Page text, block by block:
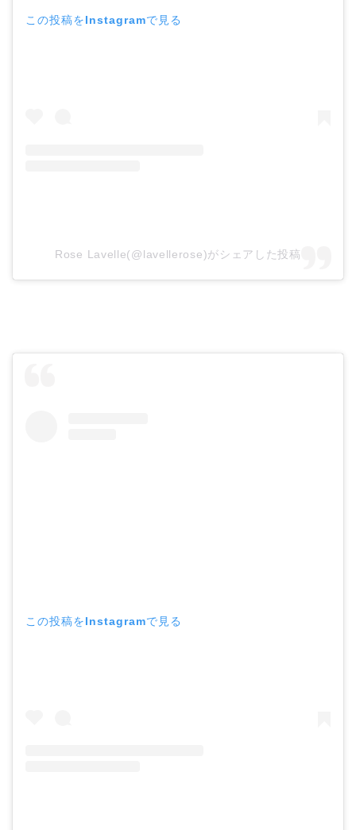
この投稿をInstagramで見る
Rose Lavelle(@lavellerose)がシェアした投稿
この投稿をInstagramで見る